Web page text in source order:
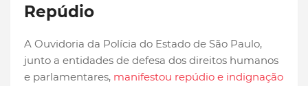
Repúdio
A Ouvidoria da Polícia do Estado de São Paulo,
junto a entidades de defesa dos direitos humanos
e parlamentares, manifestou repúdio e indignação